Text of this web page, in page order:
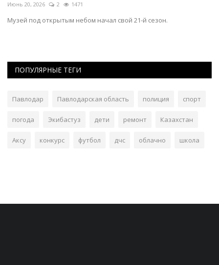
Июнь 20, 2026 2 1471
Музей под открытым небом начал свой 21-й сезон.
ПОПУЛЯРНЫЕ ТЕГИ
Павлодар Павлодарская область полиция спорт
погода Экибастуз дети ремонт Казахстан
Аксу конкурс футбол дчс облачно школа